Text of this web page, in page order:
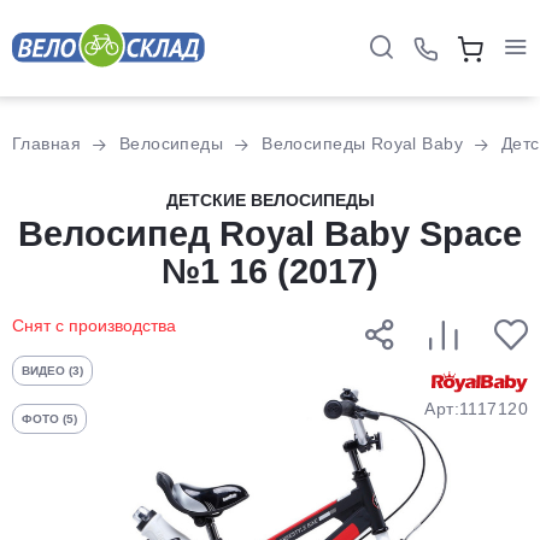
Главная Велосипеды Велосипеды Royal Baby
ДЕТСКИЕ ВЕЛОСИПЕДЫ
Велосипед Royal Baby Space
№1 16 (2017)
Снят с производства
ВИДЕО (3)
ФОТО (5) Арт:1117120
Разбейте
оплатуна части
без переплат
График платежей